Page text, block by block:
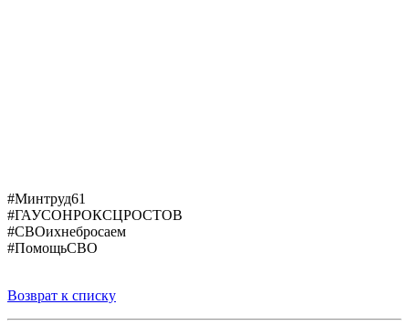
#Минтруд61
#ГАУСОНРОКСЦРОСТОВ
#СВОихнебросаем
#ПомощьСВО
Возврат к списку